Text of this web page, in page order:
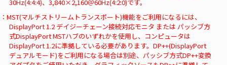
30Hz(4:4:4)、3,840×2,160＠60Hz(4:2:0)です。
MST(マルチストリームトランスポート)機能をご利用になるには、
DisplayPort 1.2 デイジーチェーン接続対応モニタ または パッシブ方
式DisplayPort MSTハブのいずれかを使用し、コンピュータは
DisplayPort 1.2に準拠している必要があります。DP++(DisplayPort
デュアルモード)をご利用になる場合は別途、パッシブ方式DP++変換